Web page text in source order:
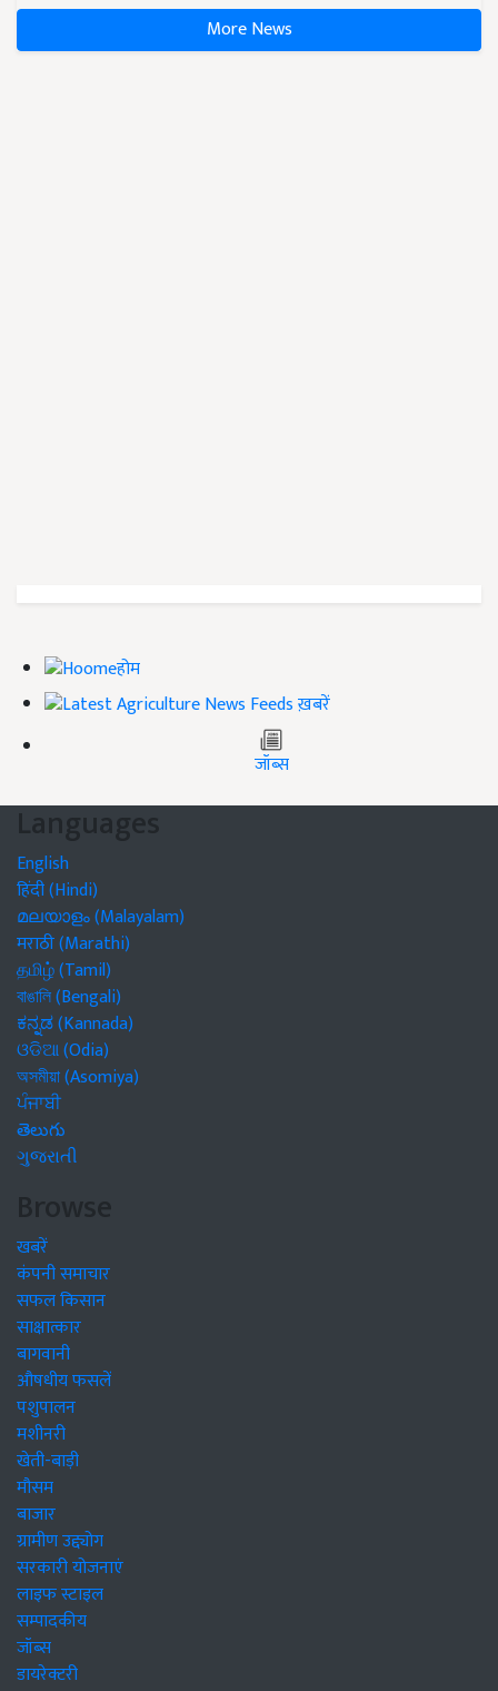
More News
होम
ख़बरें
जॉब्स
Languages
English
हिंदी (Hindi)
മലയാളം (Malayalam)
मराठी (Marathi)
தமிழ் (Tamil)
বাঙালি (Bengali)
ಕನ್ನಡ (Kannada)
ଓଡିଆ (Odia)
অসমীয়া (Asomiya)
ਪੰਜਾਬੀ
తెలుగు
ગુજરાતી
Browse
खबरें
कंपनी समाचार
सफल किसान
साक्षात्कार
बागवानी
औषधीय फसलें
पशुपालन
मशीनरी
खेती-बाड़ी
मौसम
बाजार
ग्रामीण उद्द्योग
सरकारी योजनाएं
लाइफ स्टाइल
सम्पादकीय
जॉब्स
डायरेक्टरी